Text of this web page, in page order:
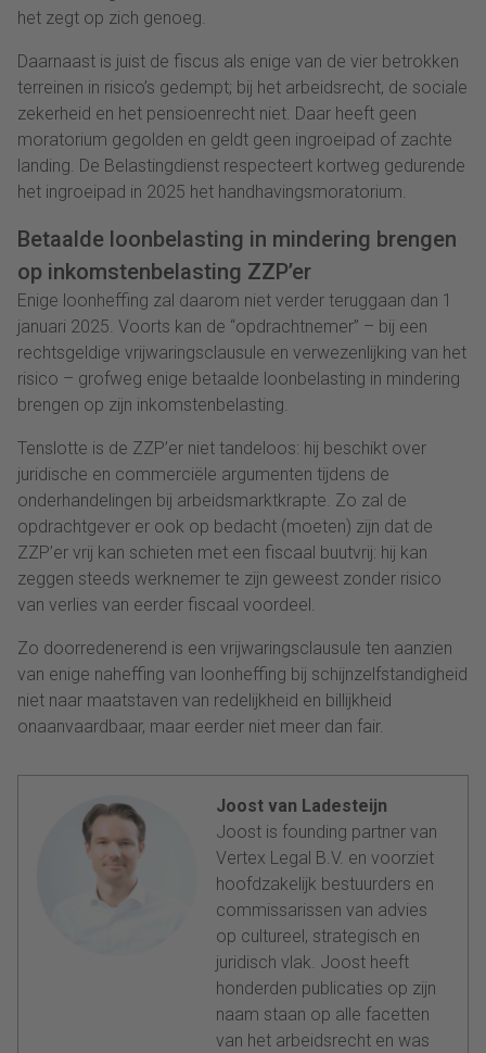
het zegt op zich genoeg.
Daarnaast is juist de fiscus als enige van de vier betrokken
terreinen in risico’s gedempt; bij het arbeidsrecht, de sociale
zekerheid en het pensioenrecht niet. Daar heeft geen
moratorium gegolden en geldt geen ingroeipad of zachte
landing. De Belastingdienst respecteert kortweg gedurende
het ingroeipad in 2025 het handhavingsmoratorium.
Betaalde loonbelasting in mindering brengen
op inkomstenbelasting ZZP’er
Enige loonheffing zal daarom niet verder teruggaan dan 1
januari 2025. Voorts kan de “opdrachtnemer” – bij een
rechtsgeldige vrijwaringsclausule en verwezenlijking van het
risico – grofweg enige betaalde loonbelasting in mindering
brengen op zijn inkomstenbelasting.
Tenslotte is de ZZP’er niet tandeloos: hij beschikt over
juridische en commerciële argumenten tijdens de
onderhandelingen bij arbeidsmarktkrapte. Zo zal de
opdrachtgever er ook op bedacht (moeten) zijn dat de
ZZP’er vrij kan schieten met een fiscaal buutvrij: hij kan
zeggen steeds werknemer te zijn geweest zonder risico
van verlies van eerder fiscaal voordeel.
Zo doorredenerend is een vrijwaringsclausule ten aanzien
van enige naheffing van loonheffing bij schijnzelfstandigheid
niet naar maatstaven van redelijkheid en billijkheid
onaanvaardbaar, maar eerder niet meer dan fair.
Joost van Ladesteijn
Joost is founding partner van
Vertex Legal B.V. en voorziet
hoofdzakelijk bestuurders en
commissarissen van advies
op cultureel, strategisch en
juridisch vlak. Joost heeft
honderden publicaties op zijn
naam staan op alle facetten
van het arbeidsrecht en was